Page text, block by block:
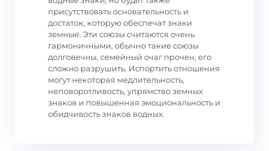
присутствовать основательность и
достаток, которую обеспечат знаки
земные. Эти союзы считаются очень
гармоничными, обычно такие союзы
долговечны, семейный очаг прочен, его
сложно разрушить. Испортить отношения
могут некоторая медлительность,
неповоротливость, упрямство земных
знаков и повышенная эмоциональность и
обидчивость знаков водных.